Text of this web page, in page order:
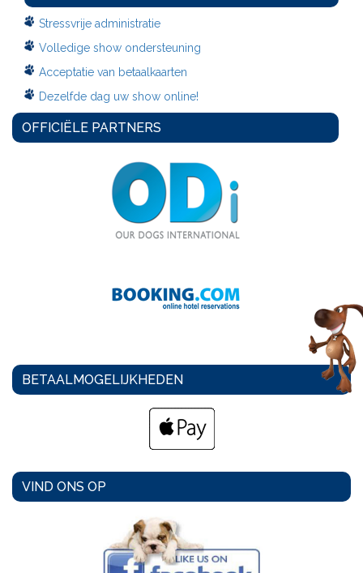
Stressvrije administratie
Volledige show ondersteuning
Acceptatie van betaalkaarten
Dezelfde dag uw show online!
OFFICIËLE PARTNERS
BETAALMOGELIJKHEDEN
VIND ONS OP